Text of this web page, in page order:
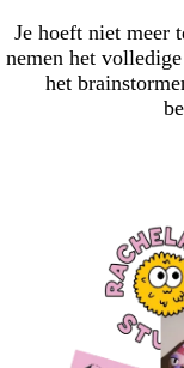
Je hoeft niet meer
nemen het
het